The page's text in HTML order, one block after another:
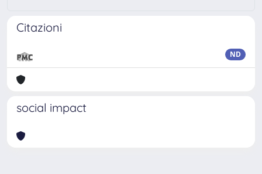
Citazioni
ND
social impact